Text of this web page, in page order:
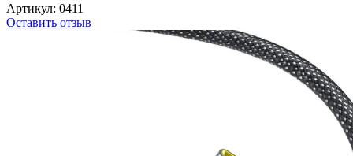
Артикул: 0411
Оставить отзыв